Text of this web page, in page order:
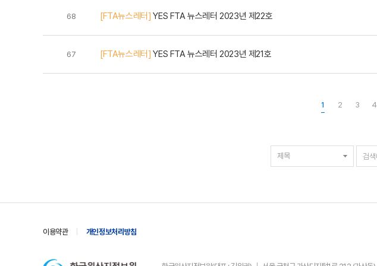
68 [FTA뉴스레터] YES FTA 뉴스레터 2023년 제22호
67 [FTA뉴스레터] YES FTA 뉴스레터 2023년 제21호
1 2 3 4
이용약관 개인정보처리방침